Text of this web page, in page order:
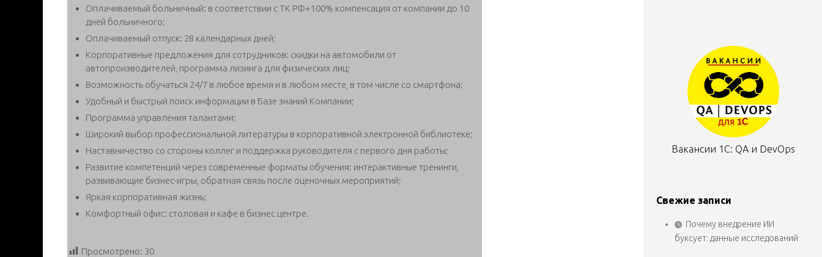
Оплачиваемый больничный: в соответствии с ТК РФ+100% компенсация от компании до 10
дней больничного;
Оплачиваемый отпуск: 28 календарных дней;
Корпоративные предложения для сотрудников: скидки на автомобили от
автопроизводителей, программа лизинга для физических лиц;
Возможность обучаться 24/7 в любое время и в любом месте, в том числе со смартфона;
Удобный и быстрый поиск информации в Базе знаний Компании;
Программа управления талантами;
Широкий выбор профессиональной литературы в корпоративной электронной библиотеке;
Наставничество со стороны коллег и поддержка руководителя с первого дня работы;
Развитие компетенций через современные форматы обучения: интерактивные тренинги,
развивающие бизнес-игры, обратная связь после оценочных мероприятий;
Яркая корпоративная жизнь;
Комфортный офис: столовая и кафе в бизнес центре.
Просмотрено: 30
Вакансии 1С: QA и DevOps
Свежие записи
Почему внедрение ИИ
буксует: данные исследований